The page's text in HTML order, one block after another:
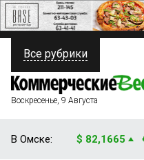
ПОЛИТИКА
ФИНАНСЫ
Все рубрики
Воскресенье, 9 Августа
В Омске: $ 82,1665